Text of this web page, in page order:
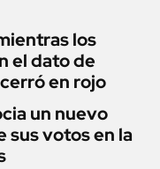
los
el dato de
en rojo
un nuevo
sus votos en la